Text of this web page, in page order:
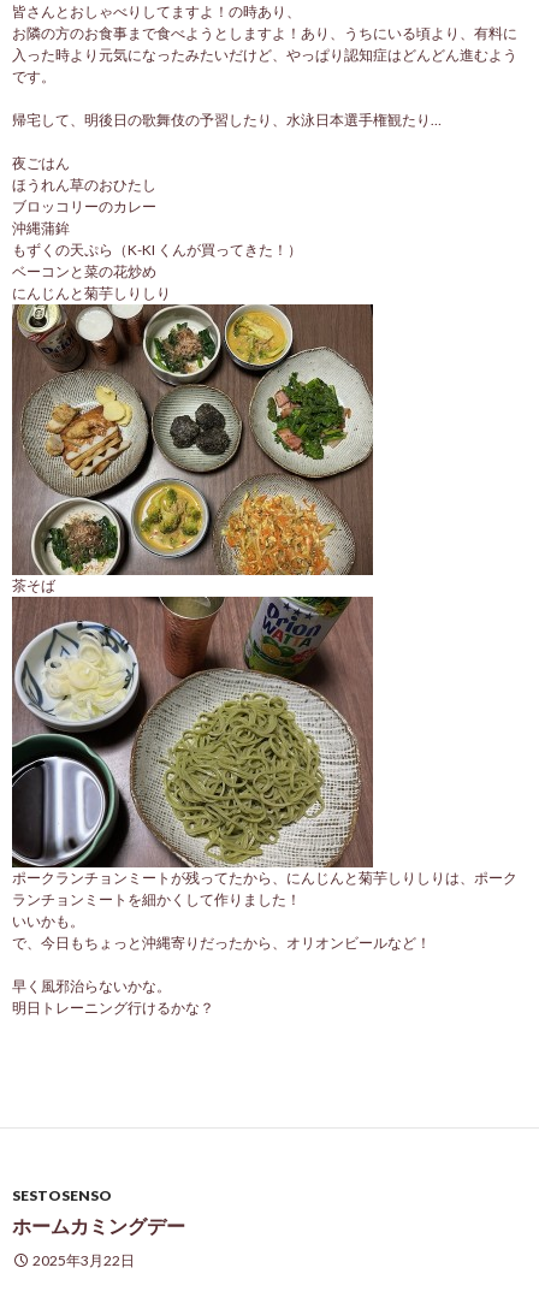
皆さんとおしゃべりしてますよ！の時あり、
お隣の方のお食事まで食べようとしますよ！あり、うちにいる頃より、有料に
入った時より元気になったみたいだけど、やっぱり認知症はどんどん進むよう
です。
帰宅して、明後日の歌舞伎の予習したり、水泳日本選手権観たり…
夜ごはん
ほうれん草のおひたし
ブロッコリーのカレー
沖縄蒲鉾
もずくの天ぷら（K-KI くんが買ってきた！）
ベーコンと菜の花炒め
にんじんと菊芋しりしり
茶そば
ポークランチョンミートが残ってたから、にんじんと菊芋しりしりは、ポーク
ランチョンミートを細かくして作りました！
いいかも。
で、今日もちょっと沖縄寄りだったから、オリオンビールなど！
早く風邪治らないかな。
明日トレーニング行けるかな？
SESTOSENSO
ホームカミングデー
2025年3月22日